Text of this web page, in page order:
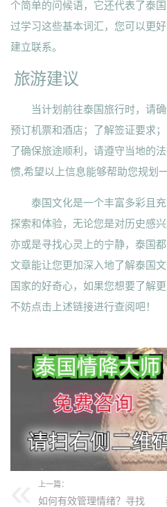
个简单的问候语，它还代表了泰
过学习这些基本词汇，您可以更
建立联系。
旅游建议
当计划前往泰国旅行时，请
预订机票和酒店；了解签证要求
了确保旅途顺利，请遵守当地的
惯,希望以上信息能够帮助您规划
泰国文化是一个丰富多彩且
探索和体验，无论您是对历史感
亦或是寻找心灵上的宁静，泰国
文章能让您更加深入地了解泰国
国家的好奇心，如果您想要了解
不妨点击上述链接进行查阅吧！
上一篇：
如何有效管理情绪？寻找